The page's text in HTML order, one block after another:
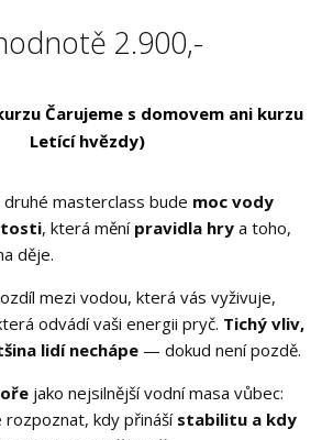
2.900,-
Čarujeme s domovem ani kurzu
Letící hvězdy)
masterclass bude moc vody
, která mění pravidla hry a toho,
děje.
mezi vodou, která vás vyživuje,
odvádí vaši energii pryč. Tichý vliv,
lidí nechápe — dokud není pozdě.
jako nejsilnější vodní masa vůbec:
rozpoznat, kdy přináší stabilitu a kdy